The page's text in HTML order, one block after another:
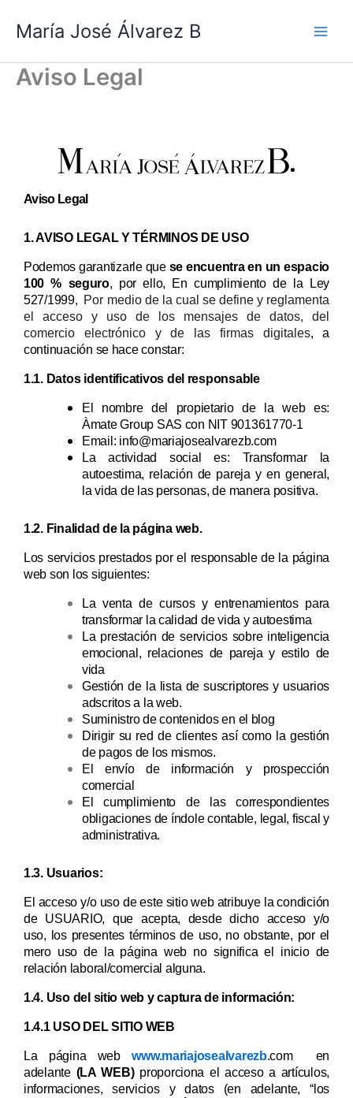
María José Álvarez B
Aviso Legal
Aviso Legal
1. AVISO LEGAL Y TÉRMINOS DE USO
Podemos garantizarle que se encuentra en un espacio
100 % seguro, por ello, En cumplimiento de la Ley
527/1999, Por medio de la cual se define y reglamenta
el acceso y uso de los mensajes de datos, del
comercio electrónico y de las firmas digitales, a
continuación se hace constar:
1.1. Datos identificativos del responsable
El nombre del propietario de la web es:
Àmate Group SAS con NIT 901361770-1
Email: info@mariajosealvarezb.com
La actividad social es: Transformar la
autoestima, relación de pareja y en general,
la vida de las personas, de manera positiva.
1.2. Finalidad de la página web.
Los servicios prestados por el responsable de la página
web son los siguientes:
La venta de cursos y entrenamientos para
transformar la calidad de vida y autoestima
La prestación de servicios sobre inteligencia
emocional, relaciones de pareja y estilo de
vida
Gestión de la lista de suscriptores y usuarios
adscritos a la web.
Suministro de contenidos en el blog
Dirigir su red de clientes así como la gestión
de pagos de los mismos.
El envío de información y prospección
comercial
El cumplimiento de las correspondientes
obligaciones de índole contable, legal, fiscal y
administrativa.
1.3. Usuarios:
El acceso y/o uso de este sitio web atribuye la condición
de USUARIO, que acepta, desde dicho acceso y/o
uso, los presentes términos de uso, no obstante, por el
mero uso de la página web no significa el inicio de
relación laboral/comercial alguna.
1.4. Uso del sitio web y captura de información:
1.4.1 USO DEL SITIO WEB
La página webwww.mariajosealvarezb.com
en
adelante (LA WEB)proporciona el acceso a artículos,
informaciones, servicios y datos (en adelante, “los